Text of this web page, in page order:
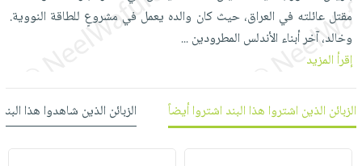
العناية
بالأسنان
الحمية
أدوات
المائدة
الأوعية
والتخزين
أدوات
الأكثر
مبيعاً
العودة
اكسسوارات
كتب
اكسسوارات
شحن
مجاني
بنود
مختارة
اشتراكات
كل
الاشتراكات
بحث
متقدم
مقتل عائلته في العراق، حيث كان والده يعمل في مشروعٍ للطاقة النووية.
وخالد، آخر أبناء الأندلس المطرودين...
إقرأ المزيد
الزبائن الذين اشتروا هذا البند اشتروا أيضاً الزبائن الذين شاهدوا هذا